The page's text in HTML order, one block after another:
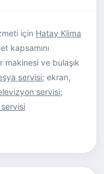
için Hatay Klima
kapsamını
makinesi ve bulaşık
servisi; ekran,
servisi;